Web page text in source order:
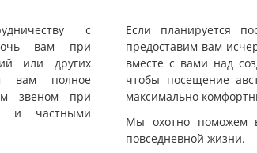
с
вам при
или других
вам полное
звеном при
и частными
Если планируется
предоставим вам
вместе с вами над
чтобы посещение
максимально
Мы охотно поможем
повседневной жизни.